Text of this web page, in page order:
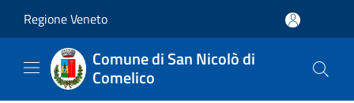
Regione Veneto
Comune di San Nicolò di
Comelico